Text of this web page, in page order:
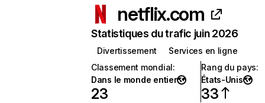
netflix.com
Statistiques du trafic juin 2026
Divertissement
Services en ligne
Classement mondial:
Dans le monde entier
23
Rang du pays:
États-Unis
33